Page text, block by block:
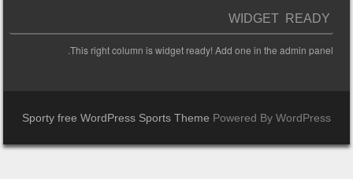
WIDGET READY
This right column is widget ready! Add one in the admin panel.
Sporty free WordPress Sports ThemePowered By WordPress